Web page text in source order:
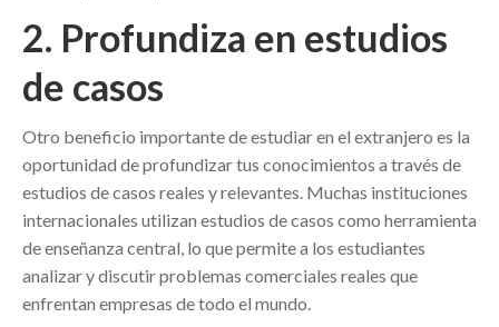
2. Profundiza en estudios
de casos
Otro beneficio importante de estudiar en el extranjero es la
oportunidad de profundizar tus conocimientos a través de
estudios de casos reales y relevantes. Muchas instituciones
internacionales utilizan estudios de casos como herramienta
de enseñanza central, lo que permite a los estudiantes
analizar y discutir problemas comerciales reales que
enfrentan empresas de todo el mundo.